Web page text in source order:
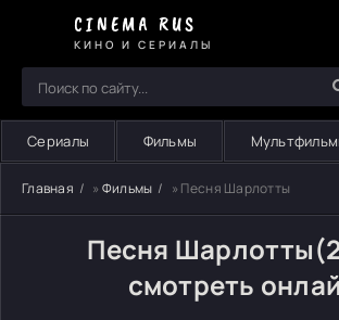
CINEMA RUS
КИНО И СЕРИАЛЫ
Сериалы Фильмы
Главная » Фильмы » Песня Шарлотты
Песня
смотреть